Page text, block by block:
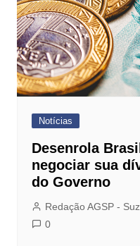
Notícias
Desenrola
negociar sua
do Governo
Redação AGSP -
0